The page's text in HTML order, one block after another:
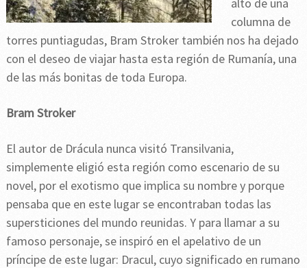
columna de
torres puntiagudas, Bram Stroker también nos ha dejado
con el deseo de viajar hasta esta región de Rumanía, una
de las más bonitas de toda Europa.
Bram Stroker
El autor de Drácula nunca visitó Transilvania,
simplemente eligió esta región como escenario de su
novel, por el exotismo que implica su nombre y porque
pensaba que en este lugar se encontraban todas las
supersticiones del mundo reunidas. Y para llamar a su
famoso personaje, se inspiró en el apelativo de un
príncipe de este lugar: Dracul, cuyo significado en rumano